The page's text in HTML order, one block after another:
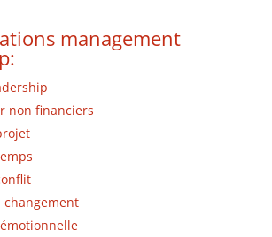
management
non financiers